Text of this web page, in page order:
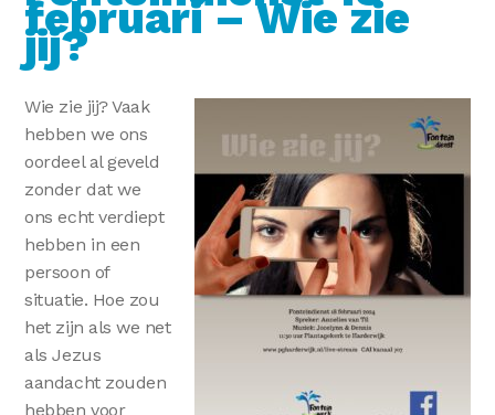
februari – Wie zie
jij?
Wie zie jij? Vaak
hebben we ons
oordeel al geveld
zonder dat we
ons echt verdiept
hebben in een
persoon of
situatie. Hoe zou
het zijn als we net
als Jezus
aandacht zouden
hebben voor